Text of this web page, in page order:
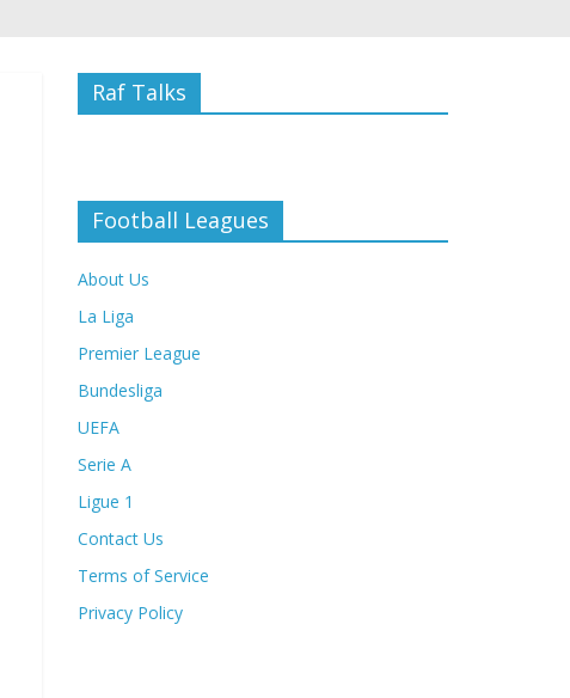
Raf Talks
Football Leagues
About Us
La Liga
Premier League
Bundesliga
UEFA
Serie A
Ligue 1
Contact Us
Terms of Service
Privacy Policy